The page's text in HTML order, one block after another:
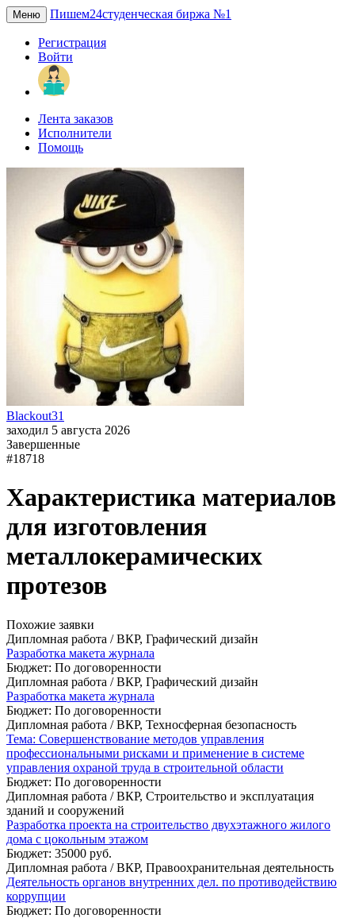
Меню Пишем24студенческая биржа №1
Регистрация
Войти
Лента заказов
Исполнители
Помощь
Blackout31
заходил 5 августа 2026
Завершенные
#18718
Характеристика материалов
для изготовления
металлокерамических
протезов
Похожие заявки
Дипломная работа / ВКР, Графический дизайн
Разработка макета журнала
Бюджет: По договоренности
Дипломная работа / ВКР, Графический дизайн
Разработка макета журнала
Бюджет: По договоренности
Дипломная работа / ВКР, Техносферная безопасность
Тема: Совершенствование методов управления
профессиональными рисками и применение в системе
управления охраной труда в строительной области
Бюджет: По договоренности
Дипломная работа / ВКР, Строительство и эксплуатация
зданий и сооружений
Разработка проекта на строительство двухэтажного жилого
дома с цокольным этажом
Бюджет: 35000 руб.
Дипломная работа / ВКР, Правоохранительная деятельность
Деятельность органов внутренних дел. по противодействию
коррупции
Бюджет: По договоренности